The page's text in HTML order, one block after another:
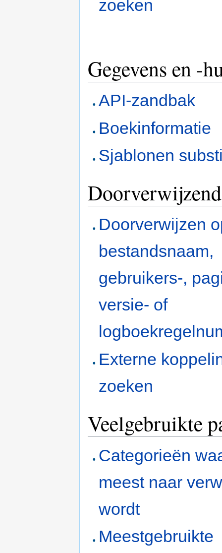
zoeken
Gegevens en -
API-zandbak
Boekinformatie
Sjablonen
Doorverwijzen
bestandsnaam,
gebruikers-,
versie- of
Externe
zoeken
Veelgebruikte
Categorieën
meest naar
wordt
Meestgebruikte